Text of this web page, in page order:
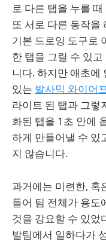
로 다른 탭을 누를
또 서로 다른 동작을
기본 드로잉 도구로
한 탭을 그릴 수 있
니다. 하지만 애초에
있는 발사믹 와이어
라이트 된 탭과 그렇
화된 탭을 1초 안에
하게 만들어낼 수 있
지 않습니다.
과거에는 미련한, 혹
들어 팀 전체가 용도
것을 강요할 수 있었
발팀에서 일하다가